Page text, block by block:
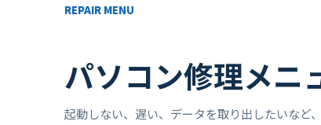
REPAIR MENU
パソコン修理メニ
起動しない、遅い、データを取り出したいなど